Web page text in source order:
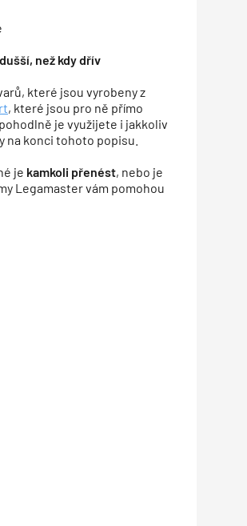
než kdy dřív
které jsou vyrobeny z
, které jsou pro ně přímo
pohodlně je využijete i jakkoliv
na konci tohoto popisu.
je kamkoli přenést, nebo je
Legamaster vám pomohou